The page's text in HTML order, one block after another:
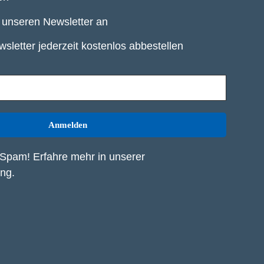
Newsletter an
jederzeit kostenlos abbestellen
Erfahre mehr in unserer
.